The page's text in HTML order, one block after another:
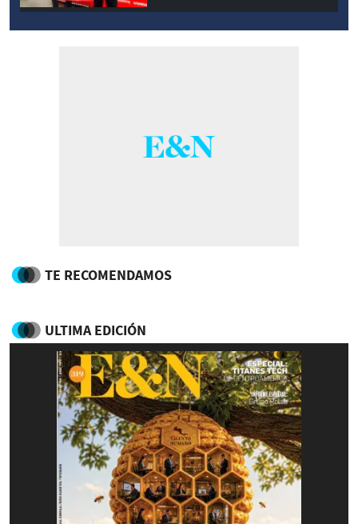
TE RECOMENDAMOS
ULTIMA EDICIÓN